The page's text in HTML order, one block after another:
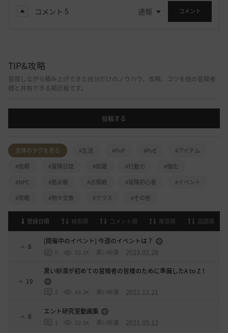
コメント 5 通報 コメント
TIP&攻略
冒険しながら積み上げてきた自分だけのノウハウ、攻略、コツを他の冒険者
様と共有できる掲示板です。
投稿する
全体のタグを見る #生活 #PvP #PvE
#アイテム
#依頼
#冒険日誌 #知識 #行動力
#強化
#NPC
#拠点戦 #占領戦 #冒険初心者
#イベント
#攻略
#物々交換 #クラス #その他
登録日順 検索順 コメント順 推奨順 話題順
8
[開催中のイベント] 今週のイベントは？
0 53.1K 黒い砂漠 2023.02.28
19
黒い砂漠が初めての冒険者の皆様のために準備したA to Z！
2 43.2K 黒い砂漠 2022.12.21
8
エント研究室動画集
1 32.3K 黒い砂漠 2021.05.12